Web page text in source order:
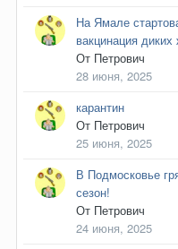
На Ямале
вакцинация
От Петрович
28 июня, 2025
карантин
От Петрович
25 июня, 2025
В Подмосковье
сезон!
От Петрович
24 июня, 2025